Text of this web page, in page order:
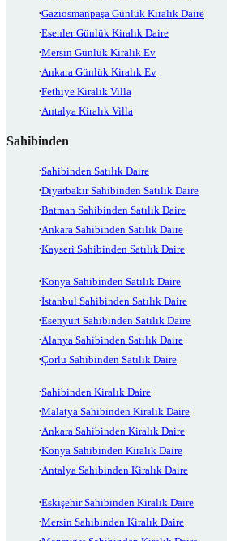
Gaziosmanpaşa Günlük Kiralık Daire
Esenler Günlük Kiralık Daire
Mersin Günlük Kiralık Ev
Ankara Günlük Kiralık Ev
Fethiye Kiralık Villa
Antalya Kiralık Villa
Sahibinden
Sahibinden Satılık Daire
Diyarbakır Sahibinden Satılık Daire
Batman Sahibinden Satılık Daire
Ankara Sahibinden Satılık Daire
Kayseri Sahibinden Satılık Daire
Konya Sahibinden Satılık Daire
İstanbul Sahibinden Satılık Daire
Esenyurt Sahibinden Satılık Daire
Alanya Sahibinden Satılık Daire
Çorlu Sahibinden Satılık Daire
Sahibinden Kiralık Daire
Malatya Sahibinden Kiralık Daire
Ankara Sahibinden Kiralık Daire
Konya Sahibinden Kiralık Daire
Antalya Sahibinden Kiralık Daire
Eskişehir Sahibinden Kiralık Daire
Mersin Sahibinden Kiralık Daire